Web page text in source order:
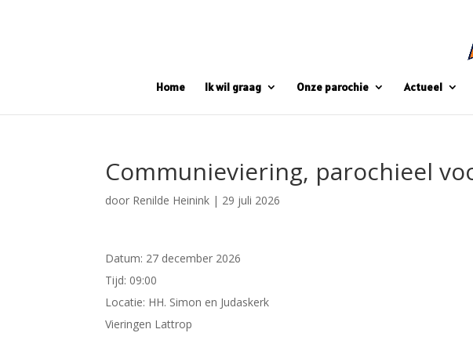
Home Ik wil graag Onze parochie Actueel
Communieviering, parochieel
door Renilde Heinink | 29 juli 2026
Datum: 27 december 2026
Tijd: 09:00
Locatie: HH. Simon en Judaskerk
Vieringen Lattrop